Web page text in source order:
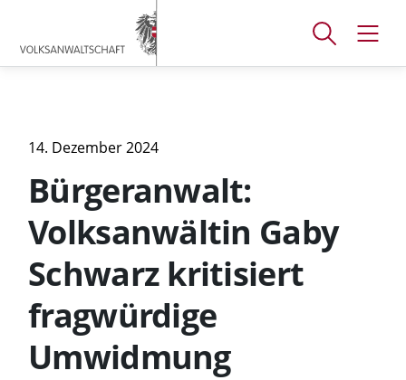
Zum
Hauptmenü
Zum
Inhalt
Zum
Footer
Suchfenster
14. Dezember 2024
Bürgeranwalt:
Volksanwältin Gaby
Schwarz kritisiert
fragwürdige
Umwidmung